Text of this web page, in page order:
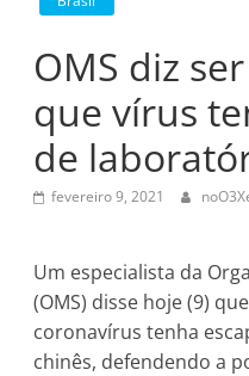
OMS diz
que vírus
de
fevereiro 9, 2021
Um especialista da
(OMS) disse hoje (9)
coronavírus tenha
chinês, defendendo a